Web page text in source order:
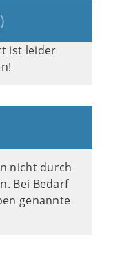
)
ist leider
nicht durch
Bei Bedarf
genannte